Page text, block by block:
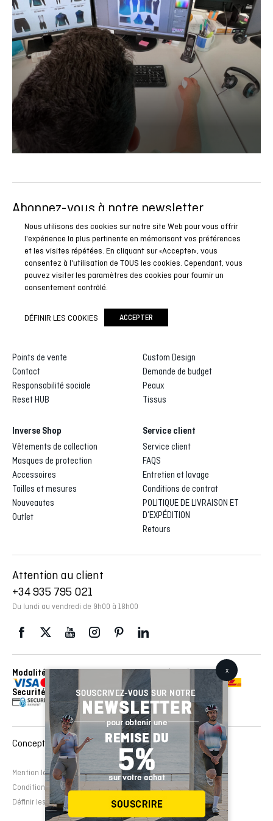
Abonnez-vous à notre newsletter
Soyez le premier à connaître toutes nos actualités, reportages
et promotions spéciales.
ABONNEZ-VOUS
Inverse
Points de vente
Contact
Responsabilité sociale
Reset HUB
Inverse custom
Galerie de dessins
Custom Design
Demande de budget
Peaux
Tissus
Inverse Shop
Vêtements de collection
Masques de protection
Accessoires
Tailles et mesures
Nouveautes
Outlet
Service client
Service client
FAQS
Entretien et lavage
Conditions de contrat
POLITIQUE DE LIVRAISON ET
D’EXPÉDITION
Retours
Attention au client
+34 935 795 021
Du lundi au vendredi de 9h00 à 18h00
Modalités de paiement
Envois réalisés avec con
Securité
Mention légale Politique de cookies
Avertissement légal
Conditions de contrat
Définir les cookies
Conception et développement Web :EMFASI
Nous utilisons des cookies sur notre site Web pour vous offrir
l'expérience la plus pertinente en mémorisant vos préférences
et les visites répétées. En cliquant sur «Accepter», vous
consentez à l'utilisation de TOUS les cookies. Cependant, vous
pouvez visiter les paramètres des cookies pour fournir un
consentement contrôlé.
DÉFINIR LES COOKIES ACCEPTER